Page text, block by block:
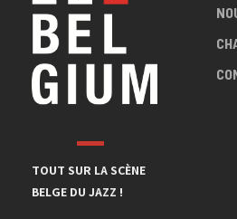
TOUT SUR LA SCÈNE
BELGE DU JAZZ !